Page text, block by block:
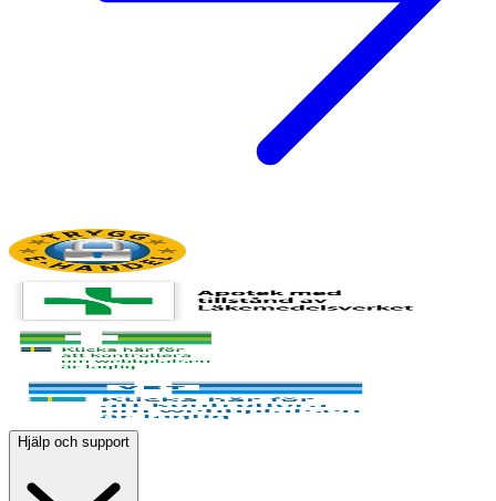
Hjälp och support